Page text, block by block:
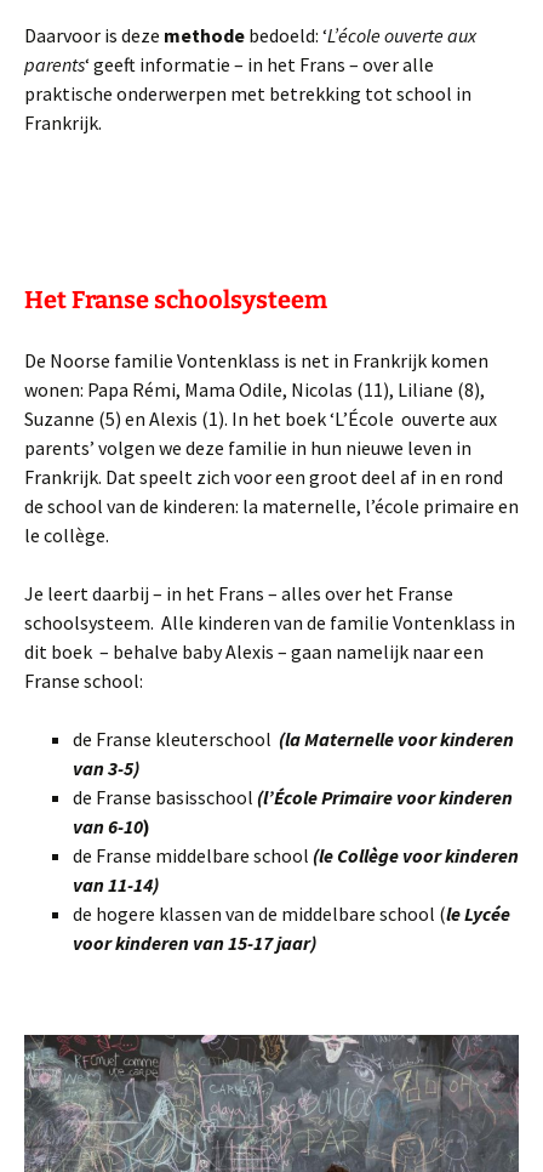
Daarvoor is deze methode bedoeld: ‘L’école ouverte aux
parents‘ geeft informatie – in het Frans – over alle
praktische onderwerpen met betrekking tot school in
Frankrijk.
Het Franse schoolsysteem
De Noorse familie Vontenklass is net in Frankrijk komen
wonen: Papa Rémi, Mama Odile, Nicolas (11), Liliane (8),
Suzanne (5) en Alexis (1). In het boek ‘L’École ouverte aux
parents’ volgen we deze familie in hun nieuwe leven in
Frankrijk. Dat speelt zich voor een groot deel af in en rond
de school van de kinderen: la maternelle, l’école primaire en
le collège.
Je leert daarbij – in het Frans – alles over het Franse
schoolsysteem. Alle kinderen van de familie Vontenklass in
dit boek – behalve baby Alexis – gaan namelijk naar een
Franse school:
de Franse kleuterschool (la Maternelle voor kinderen
van 3-5)
de Franse basisschool (l’École Primaire voor kinderen
van 6-10)
de Franse middelbare school (le Collège voor kinderen
van 11-14)
de hogere klassen van de middelbare school (le Lycée
voor kinderen van 15-17 jaar)